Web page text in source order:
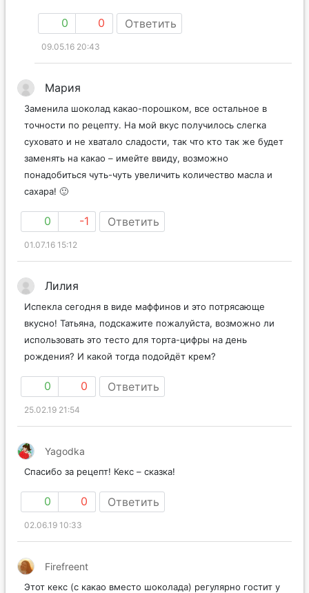
0 0 Ответить
09.05.16 20:43
Мария
Заменила шоколад какао-порошком, все остальное в
точности по рецепту. На мой вкус получилось слегка
суховато и не хватало сладости, так что кто так же будет
заменять на какао – имейте ввиду, возможно
понадобиться чуть-чуть увеличить количество масла и
сахара! 🙂
0 -1 Ответить
01.07.16 15:12
Лилия
Испекла сегодня в виде маффинов и это потрясающе
вкусно! Татьяна, подскажите пожалуйста, возможно ли
использовать это тесто для торта-цифры на день
рождения? И какой тогда подойдёт крем?
0 0 Ответить
25.02.19 21:54
Yagodka
Спасибо за рецепт! Кекс – сказка!
0 0 Ответить
02.06.19 10:33
Firefreent
Этот кекс (с какао вместо шоколада) регулярно гостит у